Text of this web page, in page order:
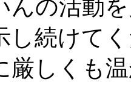
んの活動
し続けて
厳しくも